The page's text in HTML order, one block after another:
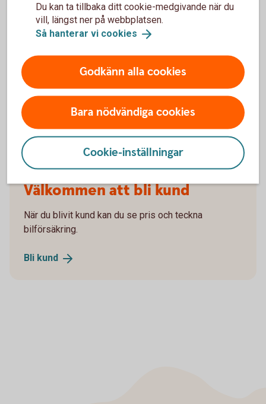
Om man övningskör och olyckan är framme,
täcker bilförsäkringen då?
Gäller bilförsäkringen utanför Sverige?
Täcker försäkringen viltolyckor?
Vilka bilar har en vagnskadegaranti?
Välkommen att bli kund
När du blivit kund kan du se pris och teckna
bilförsäkring.
Bli kund
Du kan ta tillbaka ditt cookie-medgivande när du
vill, längst ner på webbplatsen.
Så hanterar vi cookies
Godkänn alla cookies
Bara nödvändiga cookies
Cookie-inställningar